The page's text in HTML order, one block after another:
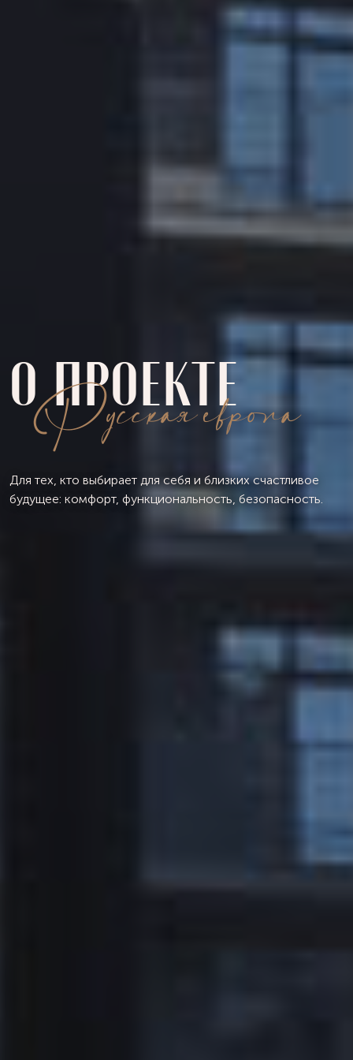
О ПРОЕКТЕ
Русскaя европа
Для тех, кто выбирает для себя и близких счастливое
будущее: комфорт, функциональность, безопасность.